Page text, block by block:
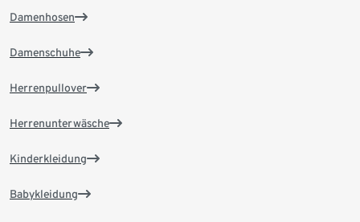
Damenhosen
Damenschuhe
Herrenpullover
Herrenunterwäsche
Kinderkleidung
Babykleidung